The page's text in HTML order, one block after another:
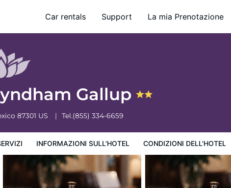
Car rentals Support La mia Prenotazione
Gallup
87301 US Tel.(855) 334-6659
INFORMAZIONI SULL'HOTEL CONDIZIONI DELL'HOTEL
dell'hotel